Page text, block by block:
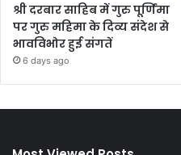
श्री दरबार साहिब में गुरु पूर्णिमा
पर गुरु महिमा के दिव्य संदेश से
भावविभोर हुई संगतें
6 days ago